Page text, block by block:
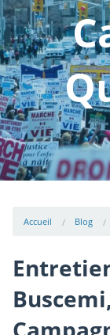
Boutique
Accueil Blog